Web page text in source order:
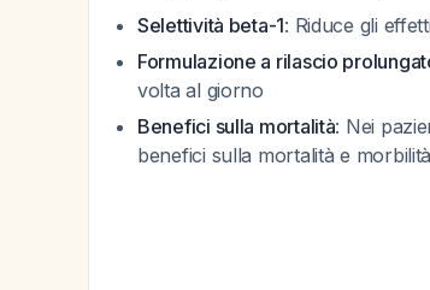
Selettività beta-1: Riduce gli
Formulazione a rilascio
volta al giorno
Benefici sulla mortalità: Nei
benefici sulla mortalità e morbilità